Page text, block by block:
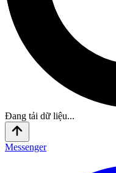
Đang tải dữ liệu...
Messenger